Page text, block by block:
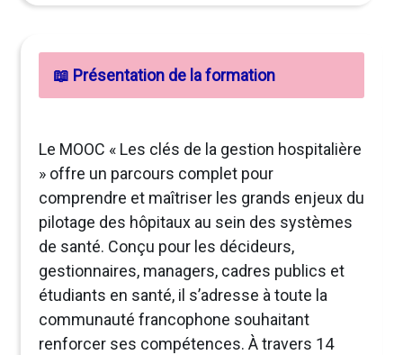
📖 Présentation de la formation
Le MOOC « Les clés de la gestion hospitalière
» offre un parcours complet pour
comprendre et maîtriser les grands enjeux du
pilotage des hôpitaux au sein des systèmes
de santé. Conçu pour les décideurs,
gestionnaires, managers, cadres publics et
étudiants en santé, il s’adresse à toute la
communauté francophone souhaitant
renforcer ses compétences. À travers 14